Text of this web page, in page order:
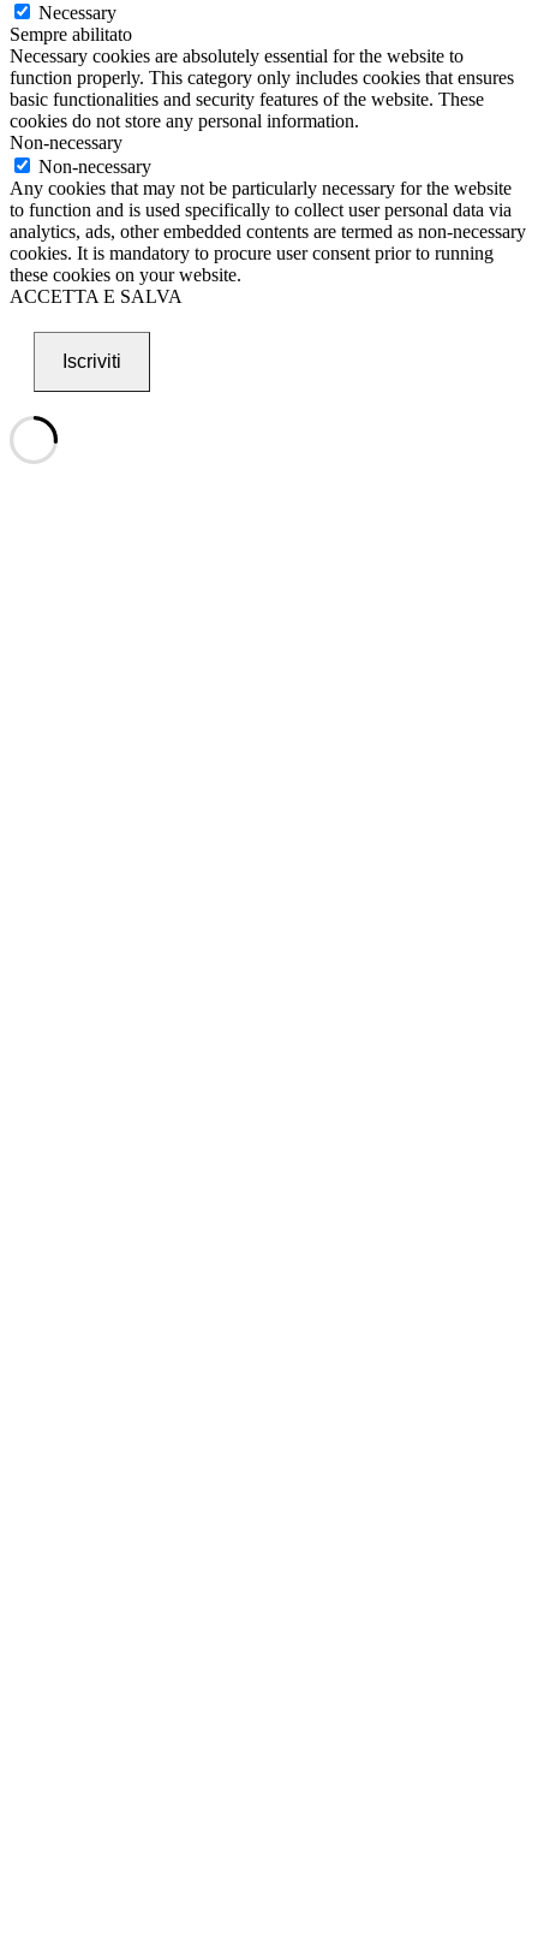
Necessary
Sempre abilitato
Necessary cookies are absolutely essential for the website to
function properly. This category only includes cookies that ensures
basic functionalities and security features of the website. These
cookies do not store any personal information.
Non-necessary
Non-necessary
Any cookies that may not be particularly necessary for the website
to function and is used specifically to collect user personal data via
analytics, ads, other embedded contents are termed as non-necessary
cookies. It is mandatory to procure user consent prior to running
these cookies on your website.
ACCETTA E SALVA
Iscriviti